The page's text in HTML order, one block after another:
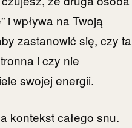
i wpływa na Twoją
zastanowić się, czy ta
i czy nie
swojej energii.
kontekst całego snu.